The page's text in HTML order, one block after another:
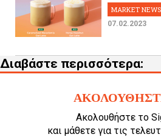
MARKET NEWS
07.02.2023
Διαβάστε περισσότερα:
Ακολουθήστε το
και μάθετε για τις